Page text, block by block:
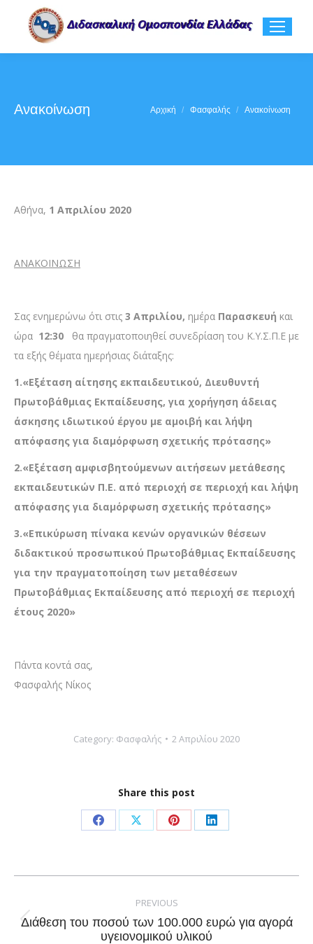
Ανακοίνωση You are here:
Αρχική Φασφαλής Ανακοίνωση
Αθήνα, 1 Απριλίου 2020
ΑΝΑΚΟΙΝΩΣΗ
Σας ενημερώνω ότι στις 3 Απριλίου, ημέρα Παρασκευή και
ώρα 12:30 θα πραγματοποιηθεί συνεδρίαση του Κ.Υ.Σ.Π.Ε με
τα εξής θέματα ημερήσιας διάταξης:
1.«Εξέταση αίτησης εκπαιδευτικού, Διευθυντή
Πρωτοβάθμιας Εκπαίδευσης, για χορήγηση άδειας
άσκησης ιδιωτικού έργου με αμοιβή και λήψη
απόφασης για διαμόρφωση σχετικής πρότασης»
2.«Εξέταση αμφισβητούμενων αιτήσεων μετάθεσης
εκπαιδευτικών Π.Ε. από περιοχή σε περιοχή και λήψη
απόφασης για διαμόρφωση σχετικής πρότασης»
3.«Επικύρωση πίνακα κενών οργανικών θέσεων
διδακτικού προσωπικού Πρωτοβάθμιας Εκπαίδευσης
για την πραγματοποίηση των μεταθέσεων
Πρωτοβάθμιας Εκπαίδευσης από περιοχή σε περιοχή
έτους 2020»
Πάντα κοντά σας,
Φασφαλής Νίκος­­
Category: Φασφαλής 2 Απριλίου 2020
Share this post
Share
Facebook
Share
X
Share
Pinterest
Share
LinkedIn
navigation
PREVIOUS
Previous
Διάθεση του ποσού των 100.000 ευρώ για αγορά
υγειονομικού υλικού